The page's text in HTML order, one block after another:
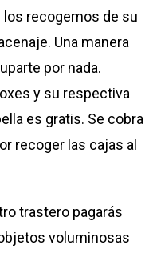
recogemos de su
Una manera
por nada.
y su respectiva
es gratis. Se cobra
recoger las cajas al
trastero pagarás
voluminosas